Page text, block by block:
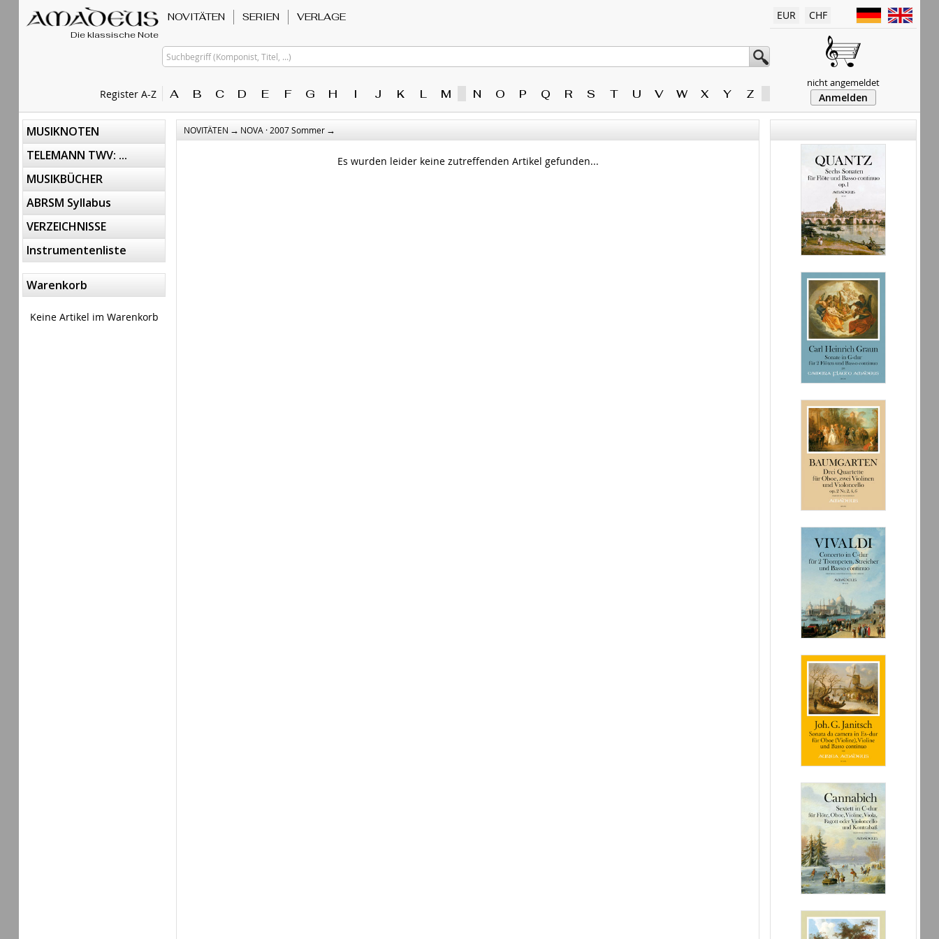
Die klassische Note
Register A-Z
NOVITÄTEN SERIEN VERLAGE
Suchbegriff (Komponist, Titel, ...)
A B C D E F G H I J K L M N O P Q R S T U V W X Y Z
EUR CHF
nicht angemeldet
Anmelden
MUSIKNOTEN
TELEMANN TWV: ...
MUSIKBÜCHER
ABRSM Syllabus
VERZEICHNISSE
Instrumentenliste
Warenkorb
Keine Artikel im Warenkorb
NOVITÄTEN → NOVA · 2007 Sommer →
Es wurden leider keine zutreffenden Artikel gefunden...